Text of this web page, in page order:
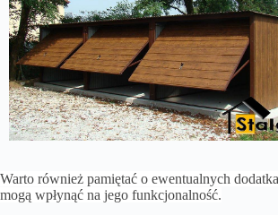
Warto również pamiętać o ewentualnych
mogą wpłynąć na jego funkcjonalność.